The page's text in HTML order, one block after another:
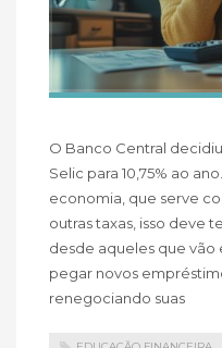
O Banco Central
Selic para 10,75% ao
economia, que serve
outras taxas, isso deve
desde aqueles que vão
pegar novos
renegociando suas